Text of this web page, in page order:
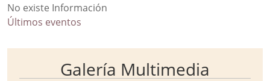
No existe Información
Últimos eventos
Galería Multimedia